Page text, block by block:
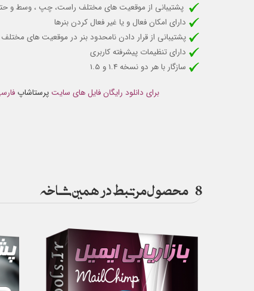
پشتیبانی از موقعیت های مختلف راست، چپ ، وسط
دارای امکان فعال و یا غیر فعال کردن بنرها
پشتیبانی از قرار دادن نامحدود بنر در موقعیت های مختلف
دارای تنظیمات پیشرفته کاربری
سازگار با هر دو نسخه 1.4 و 1.5
برای دانلود رایگان فایل های سایتپرستاشاپ
8 محصول مرتبط در همین شاخه